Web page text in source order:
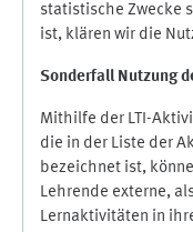
statistische Zwecke
ist, klären wir die
Sonderfall Nutzung
Mithilfe der LTI-
die in der Liste der
bezeichnet ist,
Lehrende externe,
Lernaktivitäten in